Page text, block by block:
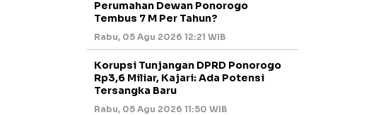
Perumahan Dewan Ponorogo
Tembus 7 M Per Tahun?
Rabu, 05 Agu 2026 12:21 WIB
Korupsi Tunjangan DPRD Ponorogo
Rp3,6 Miliar, Kajari: Ada Potensi
Tersangka Baru
Rabu, 05 Agu 2026 11:50 WIB